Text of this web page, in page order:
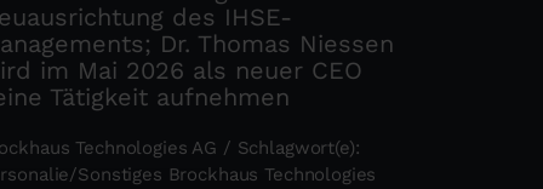
des IHSE-
Dr. Thomas Niessen
im Mai 2026 als neuer CEO
Tätigkeit aufnehmen
Technologies AG / Schlagwort(e):
Sonstiges Brockhaus Technologies